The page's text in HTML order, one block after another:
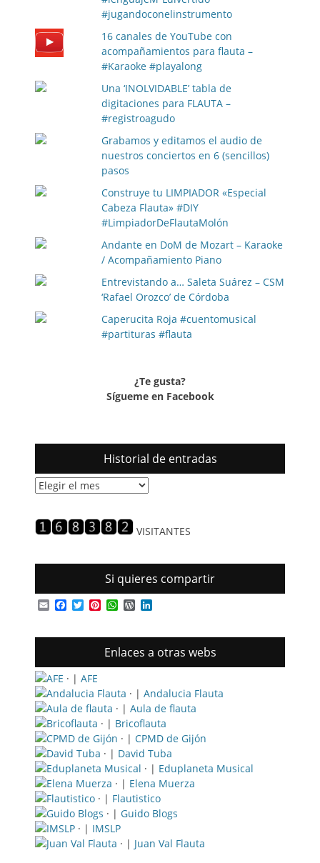
#jugandoconelinstrumento
16 canales de YouTube con
acompañamientos para flauta –
#Karaoke #playalong
Una ‘INOLVIDABLE’ tabla de
digitaciones para FLAUTA –
#registroagudo
Grabamos y editamos el audio de
nuestros conciertos en 6 (sencillos)
pasos
Construye tu LIMPIADOR «Especial
Cabeza Flauta» #DIY
#LimpiadorDeFlautaMolón
Andante en DoM de Mozart – Karaoke
/ Acompañamiento Piano
Entrevistando a… Saleta Suárez – CSM
‘Rafael Orozco’ de Córdoba
Caperucita Roja #cuentomusical
#partituras #flauta
¿Te gusta?
Sígueme en Facebook
Historial de entradas
Historial
VISITANTES
Si quieres compartir
EmailFacebook
TwitterPinterest
WhatsApp
WordPress
Enlaces a otras webs
· | AFE
· | Andalucia Flauta
· | Aula de flauta
· | Bricoflauta
· | CPMD de Gijón
· | David Tuba
· | Eduplaneta Musical
· | Elena Muerza
· | Flautistico
· | Guido Blogs
· | IMSLP
· | Juan Val Flauta